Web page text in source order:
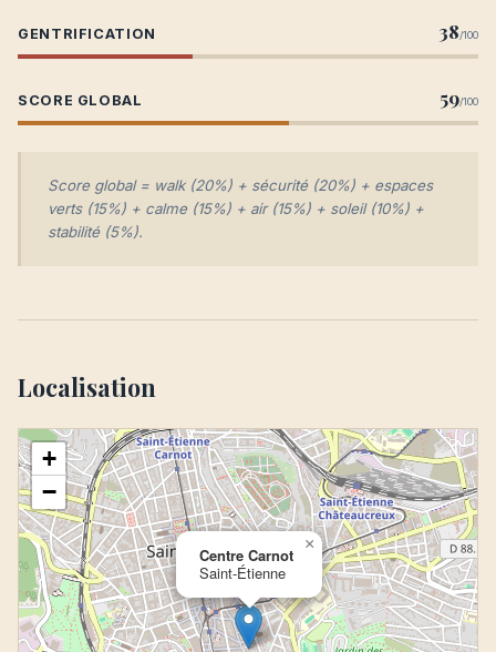
GENTRIFICATION 38/100
SCORE GLOBAL 59/100
Score global = walk (20%) + sécurité (20%) + espaces
verts (15%) + calme (15%) + air (15%) + soleil (10%) +
stabilité (5%).
Localisation
Centre Carnot
Saint-Étienne
×
+
−